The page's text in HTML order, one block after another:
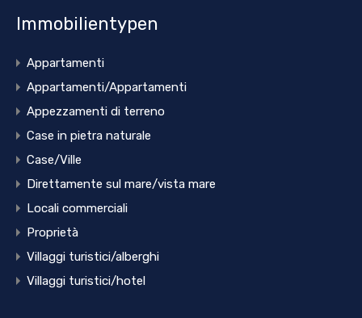
Immobilientypen
Appartamenti
Appartamenti/Appartamenti
Appezzamenti di terreno
Case in pietra naturale
Case/Ville
Direttamente sul mare/vista mare
Locali commerciali
Proprietà
Villaggi turistici/alberghi
Villaggi turistici/hotel